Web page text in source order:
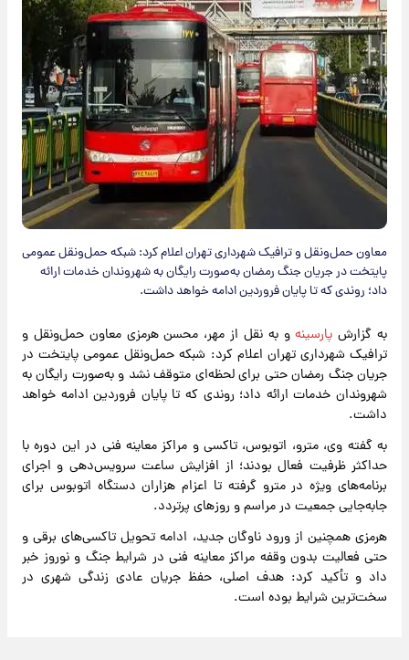
معاون حمل‌ونقل و ترافیک شهرداری تهران اعلام کرد: شبکه حمل‌ونقل عمومی
پایتخت در جریان جنگ رمضان به‌صورت رایگان به شهروندان خدمات ارائه
داد؛ روندی که تا پایان فروردین ادامه خواهد داشت.
به گزارش پارسینهو به نقل از مهر، محسن هرمزی معاون حمل‌ونقل و
ترافیک شهرداری تهران اعلام کرد: شبکه حمل‌ونقل عمومی پایتخت در
جریان جنگ رمضان حتی برای لحظه‌ای متوقف نشد و به‌صورت رایگان به
شهروندان خدمات ارائه داد؛ روندی که تا پایان فروردین ادامه خواهد
داشت.
به گفته وی، مترو، اتوبوس، تاکسی و مراکز معاینه فنی در این دوره با
حداکثر ظرفیت فعال بودند؛ از افزایش ساعت سرویس‌دهی و اجرای
برنامه‌های ویژه در مترو گرفته تا اعزام هزاران دستگاه اتوبوس برای
جابه‌جایی جمعیت در مراسم و روزهای پرتردد.
هرمزی همچنین از ورود ناوگان جدید، ادامه تحویل تاکسی‌های برقی و
حتی فعالیت بدون وقفه مراکز معاینه فنی در شرایط جنگ و نوروز خبر
داد و تأکید کرد: هدف اصلی، حفظ جریان عادی زندگی شهری در
سخت‌ترین شرایط بوده است.